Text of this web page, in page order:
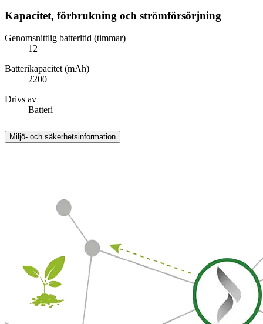
Kapacitet, förbrukning och strömförsörjning
Genomsnittlig batteritid (timmar)
12
Batterikapacitet (mAh)
2200
Drivs av
Batteri
Miljö- och säkerhetsinformation